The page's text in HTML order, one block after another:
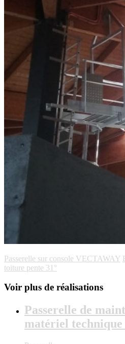
Passerelle sur console VECTAWAY
toiture pente 31°
Voir plus de réalisations
Passerelle de
matériel